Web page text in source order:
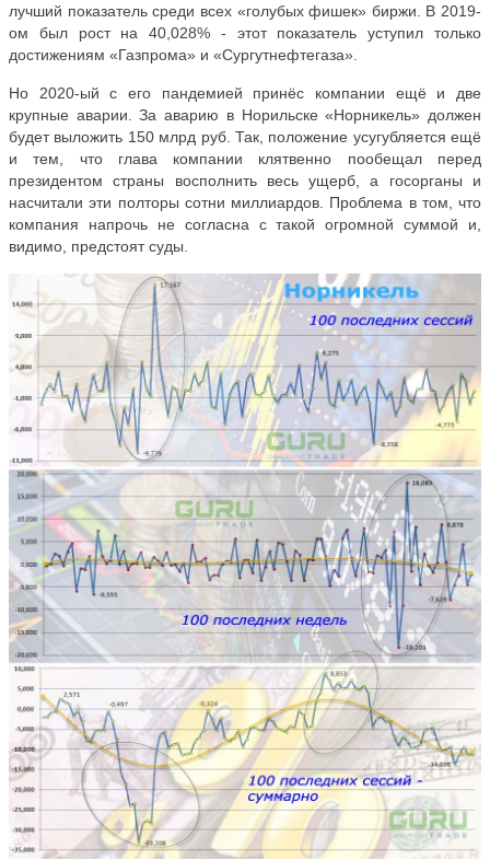
лучший показатель среди всех «голубых фишек» биржи. В 2019-
ом был рост на 40,028% - этот показатель уступил только
достижениям «Газпрома» и «Сургутнефтегаза».
Но 2020-ый с его пандемией принёс компании ещё и две
крупные аварии. За аварию в Норильске «Норникель» должен
будет выложить 150 млрд руб. Так, положение усугубляется ещё
и тем, что глава компании клятвенно пообещал перед
президентом страны восполнить весь ущерб, а госорганы и
насчитали эти полторы сотни миллиардов. Проблема в том, что
компания напрочь не согласна с такой огромной суммой и,
видимо, предстоят суды.